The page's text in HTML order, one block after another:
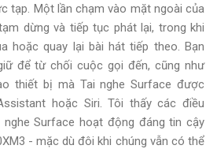
tạp. Một lần chạm vào mặt ngoài của
dừng và tiếp tục phát lại, trong khi
hoặc quay lại bài hát tiếp theo. Bạn
để từ chối cuộc gọi đến, cũng như
thiết bị mà Tai nghe Surface được
hoặc Siri. Tôi thấy các điều
Surface hoạt động đáng tin cậy
- mặc dù đôi khi chúng vẫn có thể